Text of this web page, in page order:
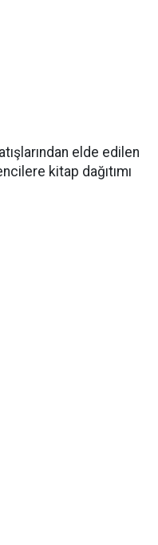
elde edilen
kitap dağıtımı